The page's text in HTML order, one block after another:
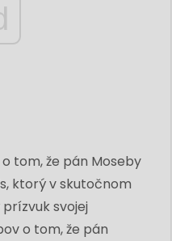
tom, že pán Moseby
ktorý v skutočnom
svojej
o tom, že pán